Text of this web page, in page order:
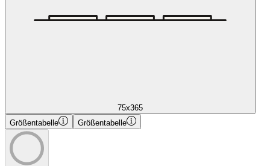
75x365
Größentabelle
Größentabelle